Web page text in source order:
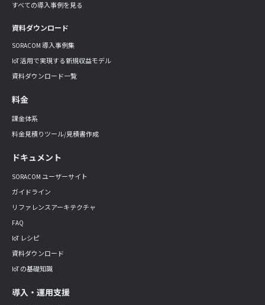
すべての導入事例を見る
資料ダウンロード
SORACOM 導入事例集
IoT 活用で実現する新規収益モデル
資料ダウンロード一覧
料金
課金体系
料金見積りツール/見積書作成
ドキュメント
SORACOM ユーザーサイト
ガイドライン
リファレンスアーキテクチャ
FAQ
IoT レシピ
資料ダウンロード
IoT の基礎知識
導入・運用支援